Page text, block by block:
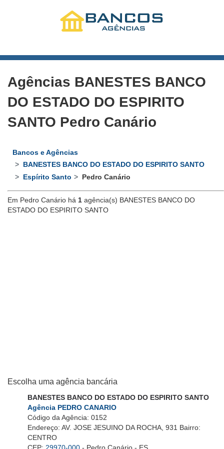
Agências BANESTES BANCO
DO ESTADO DO ESPIRITO
SANTO Pedro Canário
Bancos e Agências
BANESTES BANCO DO ESTADO DO ESPIRITO SANTO
Espírito Santo
Pedro Canário
Em Pedro Canário há 1 agência(s) BANESTES BANCO DO
ESTADO DO ESPIRITO SANTO
Escolha uma agência bancária
BANESTES BANCO DO ESTADO DO ESPIRITO SANTO
Agência PEDRO CANARIO
Código da Agência: 0152
Endereço: AV. JOSE JESUINO DA ROCHA, 931 Bairro:
CENTRO